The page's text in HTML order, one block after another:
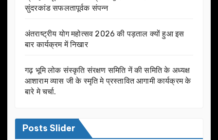
सुंदरकांड सफलतापूर्वक संपन्न
अंतराष्ट्रीय योग महोत्सव 2026 की पड़ताल क्यों हुआ इस
बार कार्यक्रम में निखार
गढ़ भूमि लोक संस्कृति संरक्षण समिति नें की समिति के अध्यक्ष
आशाराम व्यास जी के स्मृति मे प्रस्तावित आगामी कार्यक्रम के
बारे मे चर्चा.
Posts Slider